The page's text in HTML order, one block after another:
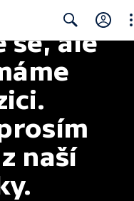
Search
se, ale
naší